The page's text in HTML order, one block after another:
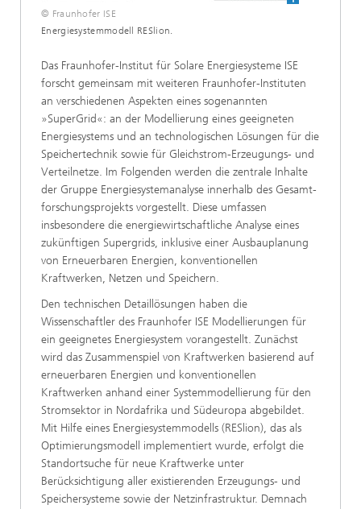
© Fraunhofer ISE
Energiesystemmodell RESlion.
Das Fraunhofer-Institut für Solare Energiesysteme ISE
forscht gemeinsam mit weiteren Fraunhofer-Instituten
an verschiedenen Aspekten eines sogenannten
»SuperGrid«: an der Modellierung eines geeigneten
Energiesystems und an technologischen Lösungen für die
Speichertechnik sowie für Gleichstrom-Erzeugungs- und
Verteilnetze. Im Folgenden werden die zentrale Inhalte
der Gruppe Energie­system­analyse innerhalb des Gesamt­
forschungsprojekts vorgestellt. Diese umfassen
insbesondere die energie­wirtschaftliche Analyse eines
zukünftigen Supergrids, inklusive einer Ausbauplanung
von Erneuerbaren Energien, konventionellen
Kraftwerken, Netzen und Speichern.
Den technischen Detaillösungen haben die
Wissenschaftler des Fraunhofer ISE Modellierungen für
ein geeignetes Energiesystem vorangestellt. Zunächst
wird das Zusammenspiel von Kraftwerken basierend auf
erneuerbaren Energien und konventionellen
Kraftwerken anhand einer Systemmodellierung für den
Stromsektor in Nordafrika und Südeuropa abgebildet.
Mit Hilfe eines Energie­system­modells (RESlion), das als
Optimierungsmodell implementiert wurde, erfolgt die
Standortsuche für neue Kraftwerke unter
Berücksichtigung aller existierenden Erzeugungs- und
Speichersysteme sowie der Netzinfrastruktur. Demnach